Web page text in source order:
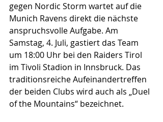
gegen Nordic Storm wartet auf die
Munich Ravens direkt die nächste
anspruchsvolle Aufgabe. Am
Samstag, 4. Juli, gastiert das Team
um 18:00 Uhr bei den Raiders Tirol
im Tivoli Stadion in Innsbruck. Das
traditionsreiche Aufeinandertreffen
der beiden Clubs wird auch als „Duel
of the Mountains“ bezeichnet.